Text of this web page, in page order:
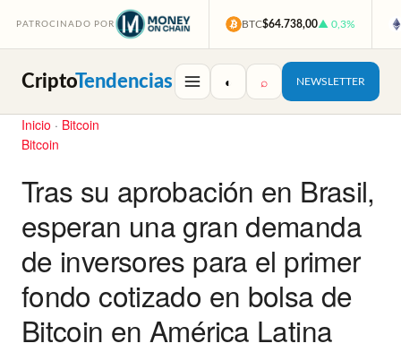
PATROCINADO POR BTC$64.738,00▲ 0,3%
CriptoTendencias ◐ ⌕ NEWSLETTER
Inicio · Bitcoin
Bitcoin
Tras su aprobación en Brasil,
esperan una gran demanda
de inversores para el primer
fondo cotizado en bolsa de
Bitcoin en América Latina